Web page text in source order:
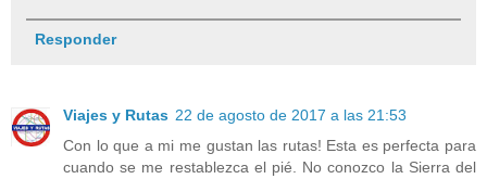
Responder
Viajes y Rutas 22 de agosto de 2017 a las 21:53
Con lo que a mi me gustan las rutas! Esta es perfecta para
cuando se me restablezca el pié. No conozco la Sierra del